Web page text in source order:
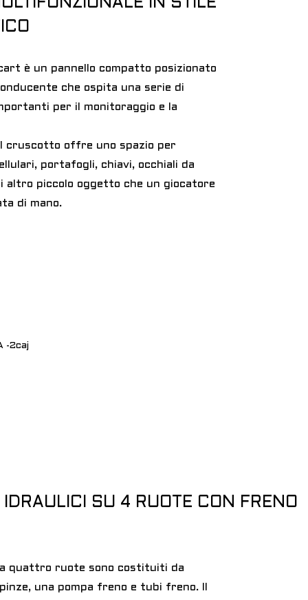
IN STILE
è un pannello compatto posizionato
che ospita una serie di
per il monitoraggio e la
cruscotto offre uno spazio per
portafogli, chiavi, occhiali da
altro piccolo oggetto che un giocatore
di mano.
IDRAULICI SU 4 RUOTE CON FRENO
a quattro ruote sono costituiti da
una pompa freno e tubi freno. Il